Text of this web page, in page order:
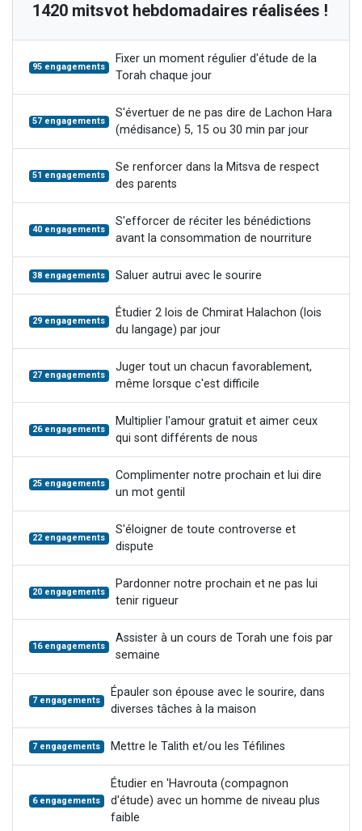
1420 mitsvot hebdomadaires réalisées !
95 engagements
Fixer un moment régulier d'étude de la
Torah chaque jour
57 engagements
S'évertuer de ne pas dire de Lachon Hara
(médisance) 5, 15 ou 30 min par jour
51 engagements
Se renforcer dans la Mitsva de respect
des parents
40 engagements
S'efforcer de réciter les bénédictions
avant la consommation de nourriture
38 engagements Saluer autrui avec le sourire
29 engagements
Étudier 2 lois de Chmirat Halachon (lois
du langage) par jour
27 engagements
Juger tout un chacun favorablement,
même lorsque c'est difficile
26 engagements
Multiplier l'amour gratuit et aimer ceux
qui sont différents de nous
25 engagements
Complimenter notre prochain et lui dire
un mot gentil
22 engagements
S'éloigner de toute controverse et
dispute
20 engagements
Pardonner notre prochain et ne pas lui
tenir rigueur
16 engagements
Assister à un cours de Torah une fois par
semaine
7 engagements
Épauler son épouse avec le sourire, dans
diverses tâches à la maison
7 engagements Mettre le Talith et/ou les Téfilines
6 engagements
Étudier en 'Havrouta (compagnon
d'étude) avec un homme de niveau plus
faible